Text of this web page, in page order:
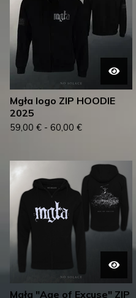
Mgła logo ZIP HOODIE
2025
59,00 € - 60,00 €
Mgła "Age of Excuse" ZIP